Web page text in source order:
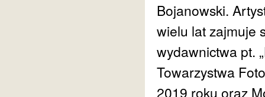
Bojanowski.
wielu lat zajmuje
wydawnictwa pt.
Towarzystwa
2019 roku oraz